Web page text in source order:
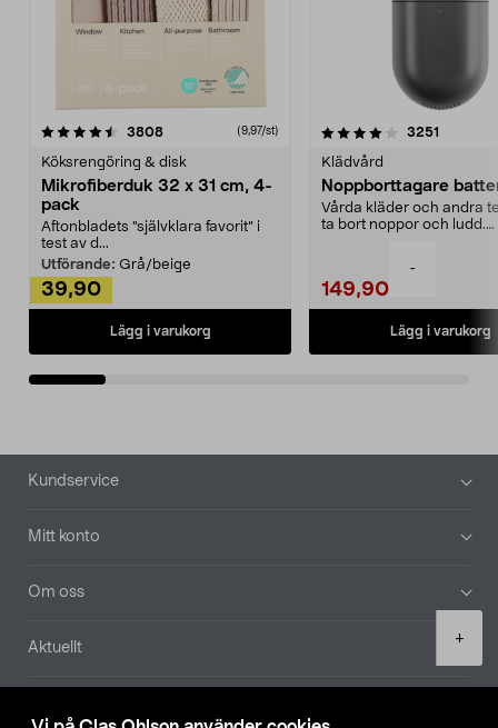
-
+
3808recensioner (9,97/st)
Köksrengöring & disk
Mikrofiberduk 32 x 31 cm, 4-
pack
Aftonbladets "självklara favorit” i
test av d...
Utförande: Grå/beige
39,90
Lägg i varukorg
4.0av 5 stjärnor 3251
Klädvård
Noppborttagare
Vårda kläder och andra
ta bort noppor och ludd.
149,90
Lägg i varukorg
4.5av 5 stjärnor
Sidfot
Kundservice
Mitt konto
Om oss
Aktuellt